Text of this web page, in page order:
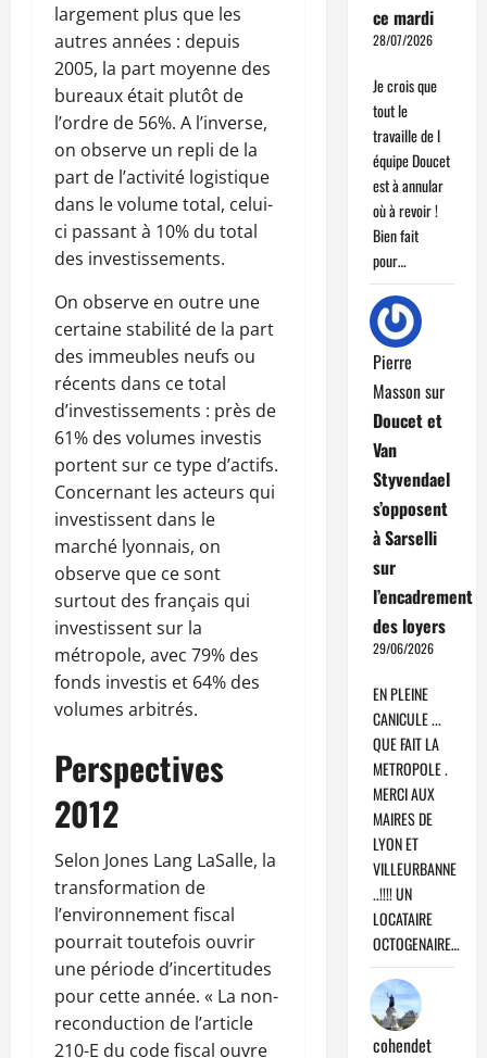
largement plus que les
autres années : depuis
2005, la part moyenne des
bureaux était plutôt de
l’ordre de 56%. A l’inverse,
on observe un repli de la
part de l’activité logistique
dans le volume total, celui-
ci passant à 10% du total
des investissements.
On observe en outre une
certaine stabilité de la part
des immeubles neufs ou
récents dans ce total
d’investissements : près de
61% des volumes investis
portent sur ce type d’actifs.
Concernant les acteurs qui
investissent dans le
marché lyonnais, on
observe que ce sont
surtout des français qui
investissent sur la
métropole, avec 79% des
fonds investis et 64% des
volumes arbitrés.
Perspectives
2012
Selon Jones Lang LaSalle, la
transformation de
l’environnement fiscal
pourrait toutefois ouvrir
une période d’incertitudes
pour cette année. « La non-
reconduction de l’article
210-E du code fiscal ouvre
ce mardi
28/07/2026
Je crois que
tout le
travaille de l
équipe Doucet
est à annular
où à revoir !
Bien fait
pour…
Pierre
Massonsur
Doucet et
Van
Styvendael
s’opposent
à Sarselli
sur
l’encadrement
des loyers
29/06/2026
EN PLEINE
CANICULE ...
QUE FAIT LA
METROPOLE .
MERCI AUX
MAIRES DE
LYON ET
VILLEURBANNE
..!!!! UN
LOCATAIRE
OCTOGENAIRE…
cohendet